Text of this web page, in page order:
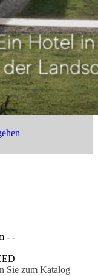
- -
Sie zum Katalog